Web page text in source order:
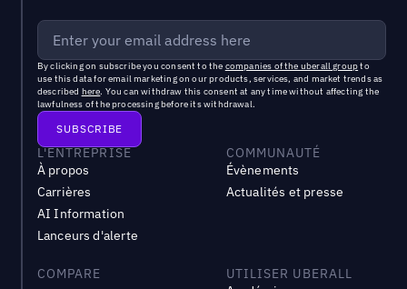
By clicking on subscribe you consent to the companies of the uberall groupto
use this data for email marketing on our products, services, and market trends as
described here. You can withdraw this consent at any time without affecting the
lawfulness of the processing before its withdrawal.
L'ENTREPRISE
À propos
Carrières
AI Information
Lanceurs d'alerte
COMMUNAUTÉ
Évènements
Actualités et presse
COMPARE
UTILISER UBERALL